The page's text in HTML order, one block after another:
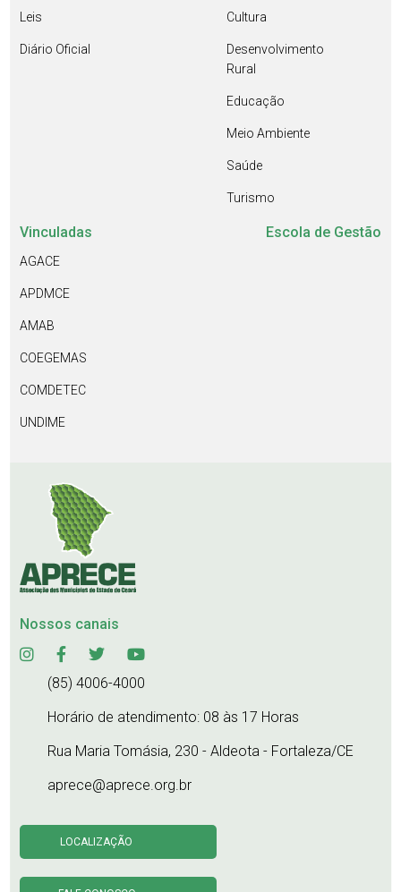
Leis
Diário Oficial
Cultura
Desenvolvimento
Rural
Educação
Meio Ambiente
Saúde
Turismo
Vinculadas
AGACE
APDMCE
AMAB
COEGEMAS
COMDETEC
UNDIME
Escola de Gestão
Nossos canais
(85) 4006-4000
Horário de atendimento: 08 às 17 Horas
Rua Maria Tomásia, 230 - Aldeota - Fortaleza/CE
aprece@aprece.org.br
LOCALIZAÇÃO